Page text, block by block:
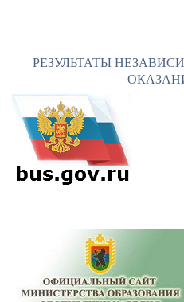
РЕЗУЛЬТАТЫ